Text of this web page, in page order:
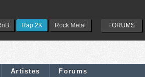
Rap 2K Rock Metal FORUMS
Artistes Forums